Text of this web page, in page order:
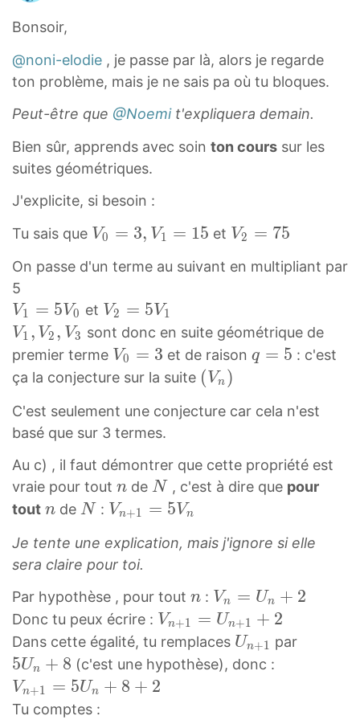
}
5
(
_
n
-
)
+
=
5
v
_
n
-
0
+
8
=
.
.
.
.
Bonsoir,
@noni-elodie , je passe par là, alors je regarde
ton problème, mais je ne sais pa où tu bloques.
Peut-être que @Noemit'expliquera demain.
Bien sûr, apprends avec soin ton cours sur les
suites géométriques.
J'explicite, si besoin :
Tu sais que V
=
,
V
1
=
5
V
_
0
=
,
V
_
1
=
1
5
V0 = 3, V1 = 15 et V
=
V
_
2
7
V2 = 75
On passe d'un terme au suivant en multipliant par
5
V
1
=
5
V
0
V
_
1
=
5
V
_
V1 = 5V0 et V
2
=
5
1
V
_
2
=
5
V
_
V2 = 5V1
V
1
,
2
,
V
V
_
1
,
_
2
,
V
_
3
V1 , V2 , V3 sont donc en suite géométrique de
premier terme V
0
3
V
_
0
=
3
V0 = 3 et de raison q
q
5
q = 5 : c'est
ça la conjecture sur la suite (
n
(
V
)
( Vn )
C'est seulement une conjecture car cela n'est
basé que sur 3 termes.
Au c) , il faut démontrer que cette propriété est
vraie pour tout n
n
n de N
N
N , c'est à dire que pour
tout n
n de N
N : V
+
1
=
5
V
n
V
_
Vn+1 = 5Vn
Je tente une explication, mais j'ignore si elle
sera claire pour toi.
Par hypothèse , pour tout n
n
n : V
n
=
U
Vn = Un + 2
Donc tu peux écrire : V
n
+
1
Vn+1 = Un+1 + 2
Dans cette égalité, tu remplaces U
n
Un+1 par
5Un + 8 (c'est une hypothèse), donc :
V
n
Vn+1 = 5Un + 8 + 2
Tu comptes :